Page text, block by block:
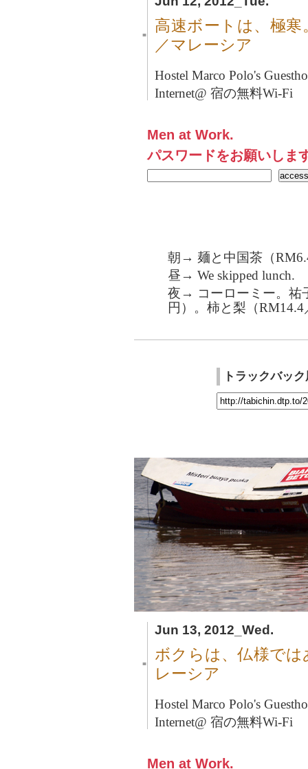
■
高速ボートは、極
／マレーシア
Hostel Marco Polo's
Internet@ 宿の無料Wi-Fi
Men at Work.
パスワードをお願いしま
朝→ 麺と中国茶（
昼→ We skipped lunch.
夜→ コーローミー。祐
円）。柿と梨（RM14.4
トラックバッ
Jun 13, 2012_Wed.
■
ボクらは、仏様で
レーシア
Hostel Marco Polo's
Internet@ 宿の無料Wi-Fi
Men at Work.